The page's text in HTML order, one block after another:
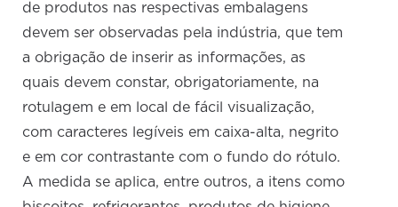
de produtos nas respectivas embalagens
devem ser observadas pela indústria, que tem
a obrigação de inserir as informações, as
quais devem constar, obrigatoriamente, na
rotulagem e em local de fácil visualização,
com caracteres legíveis em caixa-alta, negrito
e em cor contrastante com o fundo do rótulo.
A medida se aplica, entre outros, a itens como